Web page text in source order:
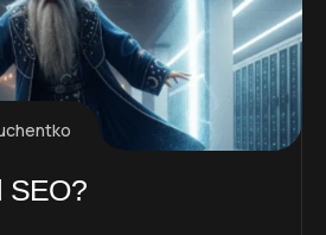
SEO?